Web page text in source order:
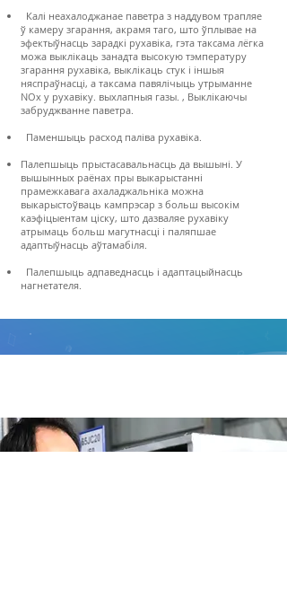
Калі неахалоджанае паветра з наддувом трапляе
ў камеру згарання, акрамя таго, што ўплывае на
эфектыўнасць зарадкі рухавіка, гэта таксама лёгка
можа выклікаць занадта высокую тэмпературу
згарання рухавіка, выклікаць стук і іншыя
няспраўнасці, а таксама павялічыць утрыманне
NOx у рухавіку. выхлапныя газы. , Выклікаючы
забруджванне паветра.
Паменшыць расход паліва рухавіка.
Палепшыць прыстасавальнасць да вышыні. У
вышынных раёнах пры выкарыстанні
прамежкавага ахаладжальніка можна
выкарыстоўваць кампрэсар з больш высокім
каэфіцыентам ціску, што дазваляе рухавіку
атрымаць больш магутнасці і паляпшае
адаптыўнасць аўтамабіля.
Палепшыць адпаведнасць і адаптацыйнасць
нагнетателя.